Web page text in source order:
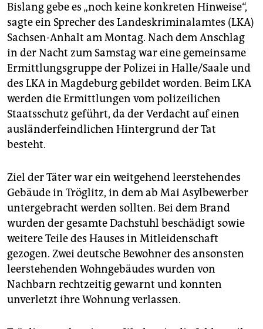
Bislang gebe es „noch keine konkreten Hinweise“,
sagte ein Sprecher des Landeskriminalamtes (LKA)
Sachsen-Anhalt am Montag. Nach dem Anschlag
in der Nacht zum Samstag war eine gemeinsame
Ermittlungsgruppe der Polizei in Halle/Saale und
des LKA in Magdeburg gebildet worden. Beim LKA
werden die Ermittlungen vom polizeilichen
Staatsschutz geführt, da der Verdacht auf einen
ausländerfeindlichen Hintergrund der Tat
besteht.
Ziel der Täter war ein weitgehend leerstehendes
Gebäude in Tröglitz, in dem ab Mai Asylbewerber
untergebracht werden sollten. Bei dem Brand
wurden der gesamte Dachstuhl beschädigt sowie
weitere Teile des Hauses in Mitleidenschaft
gezogen. Zwei deutsche Bewohner des ansonsten
leerstehenden Wohngebäudes wurden von
Nachbarn rechtzeitig gewarnt und konnten
unverletzt ihre Wohnung verlassen.